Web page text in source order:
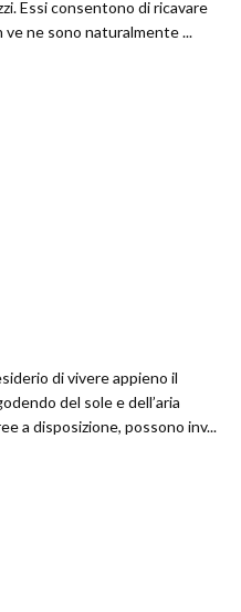
Essi consentono di ricavare
ne sono naturalmente ...
di vivere appieno il
del sole e dell’aria
a disposizione, possono inv...